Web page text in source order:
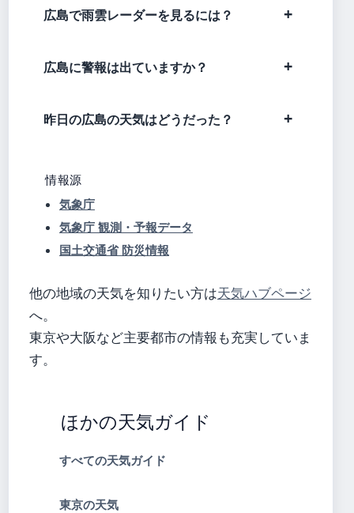
広島で雨雲レーダーを見るには？
広島に警報は出ていますか？
昨日の広島の天気はどうだった？
情報源
気象庁
気象庁 観測・予報データ
国土交通省 防災情報
他の地域の天気を知りたい方は天気ハブページ
へ。
東京や大阪など主要都市の情報も充実していま
す。
ほかの天気ガイド
すべての天気ガイド
東京の天気